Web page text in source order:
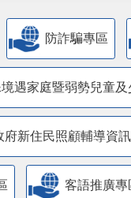
防詐騙專區
遇家庭暨弱勢兒童
府新住民照顧輔導資
客語推廣專